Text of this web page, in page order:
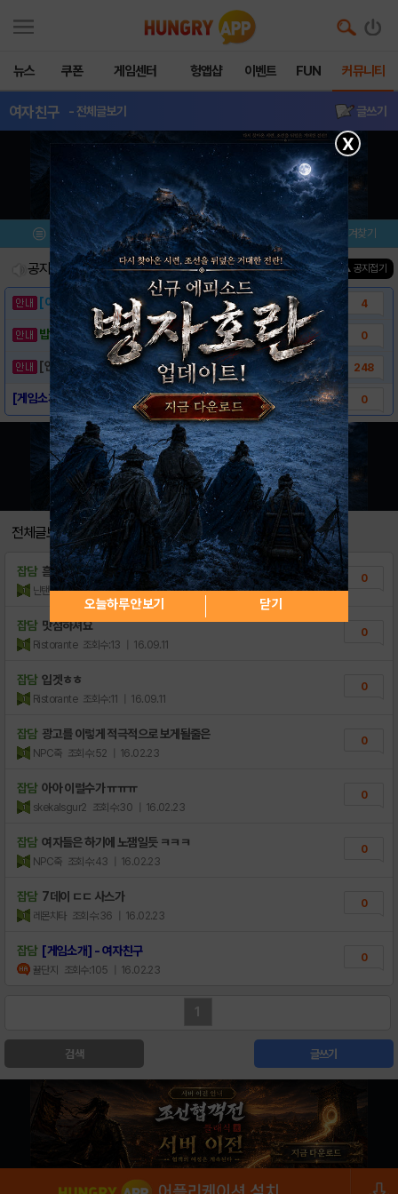
뉴스 쿠폰 게임센터 헝앱샵 이벤트 FUN 커뮤니티
여자친구 - 전체글보기 글쓰기
메뉴 이벤트/미션 설치/평가 즐겨찾기
공지사항 진행중인 이벤트0건 ▲ 공지접기
[이벤트] 웃음으로 매일매일 해피! 유머 게시.. 4
밥알이의 헝앱통신 ⑲ “밥알이, 드디어 멀티를.. 0
[안내] 헝그리앱 필수 상식! 밥알 획득 안내.. 248
[게임소개] - 여자친구 0
전체글보기
잡담 흠 그럭저럭
닌탠길마 조회수:5 | 16.09.30
0
잡담 맛점하셔요
Ristorante 조회수:13 | 16.09.11
0
잡담 입겟ㅎㅎ
Ristorante 조회수:11 | 16.09.11
0
잡담 광고를 이렇게 적극적으로 보게될줄은
NPC죽 조회수:52 | 16.02.23
0
잡담 아아 이럴수가 ㅠㅠㅠ
skekalsgur2 조회수:30 | 16.02.23
0
잡담 여자들은 하기에 노잼일듯 ㅋㅋㅋ
NPC죽 조회수:43 | 16.02.23
0
잡담 7데이 ㄷㄷ 사스가
레몬치타 조회수:36 | 16.02.23
0
잡담 [게임소개] - 여자친구
뀰단지 조회수:105 | 16.02.23
0
1
검색 글쓰기
X
오늘하루 안보기 닫기